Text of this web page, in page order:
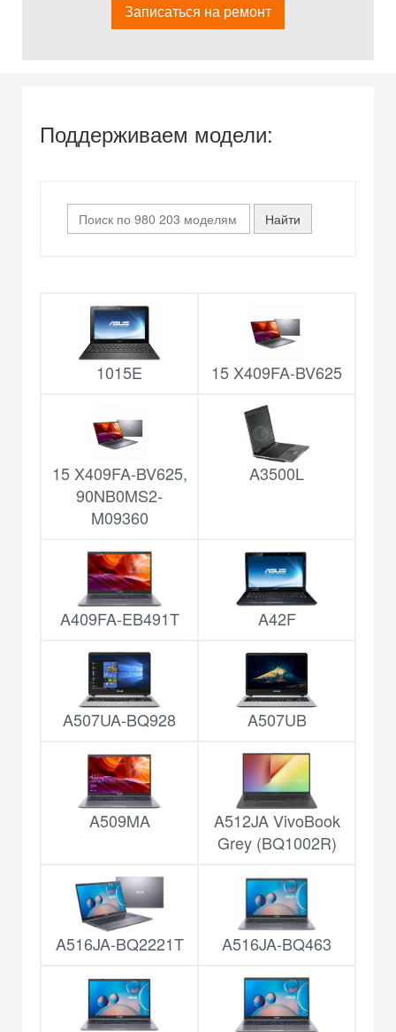
Записаться на ремонт
Поддерживаем модели:
1015E 15 X409FA-BV625
15 X409FA-BV625,
90NB0MS2-
M09360
A3500L
A409FA-EB491T A42F
A507UA-BQ928 A507UB
A509MA
A512JA VivoBook
Grey (BQ1002R)
A516JA-BQ2221T A516JA-BQ463